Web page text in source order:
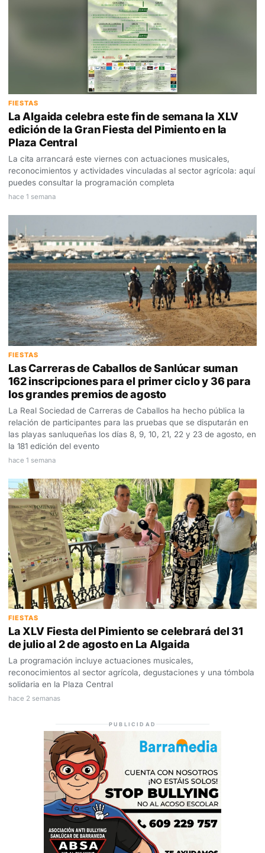
FIESTAS
La Algaida celebra este fin de semana la XLV
edición de la Gran Fiesta del Pimiento en la
Plaza Central
La cita arrancará este viernes con actuaciones musicales,
reconocimientos y actividades vinculadas al sector agrícola: aquí
puedes consultar la programación completa
hace 1 semana
FIESTAS
Las Carreras de Caballos de Sanlúcar suman
162 inscripciones para el primer ciclo y 36 para
los grandes premios de agosto
La Real Sociedad de Carreras de Caballos ha hecho pública la
relación de participantes para las pruebas que se disputarán en
las playas sanluqueñas los días 8, 9, 10, 21, 22 y 23 de agosto, en
la 181 edición del evento
hace 1 semana
FIESTAS
La XLV Fiesta del Pimiento se celebrará del 31
de julio al 2 de agosto en La Algaida
La programación incluye actuaciones musicales,
reconocimientos al sector agrícola, degustaciones y una tómbola
solidaria en la Plaza Central
hace 2 semanas
PUBLICIDAD